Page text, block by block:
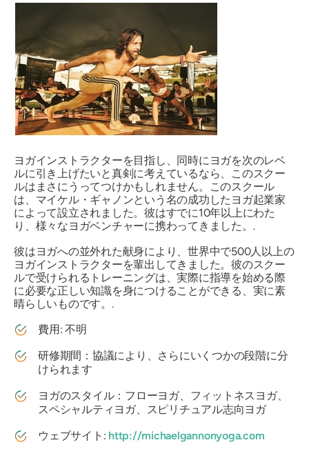
ヨガインストラクターを目指し、同時にヨガを次のレベ
ルに引き上げたいと真剣に考えているなら、このスクー
ルはまさにうってつけかもしれません。このスクール
は、マイケル・ギャノンという名の成功したヨガ起業家
によって設立されました。彼はすでに10年以上にわた
り、様々なヨガベンチャーに携わってきました。.
彼はヨガへの並外れた献身により、世界中で500人以上の
ヨガインストラクターを輩出してきました。彼のスクー
ルで受けられるトレーニングは、実際に指導を始める際
に必要な正しい知識を身につけることができる、実に素
晴らしいものです。.
費用: 不明
研修期間：協議により、さらにいくつかの段階に分
けられます
ヨガのスタイル：フローヨガ、フィットネスヨガ、
スペシャルティヨガ、スピリチュアル志向ヨガ
ウェブサイト: http://michaelgannonyoga.com